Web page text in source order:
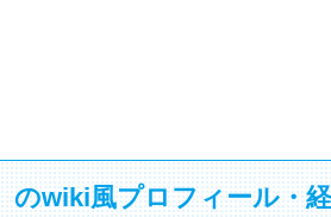
のwiki風プロフィール・